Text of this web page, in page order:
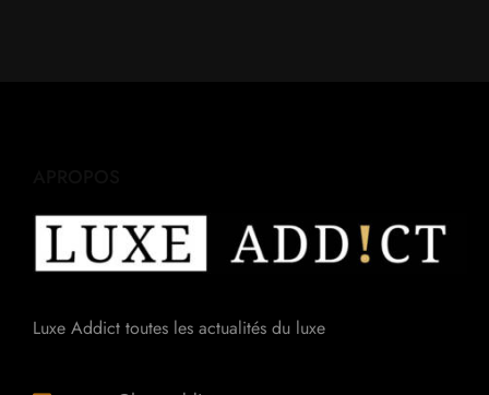
Luxe Addict toutes les actualités du luxe